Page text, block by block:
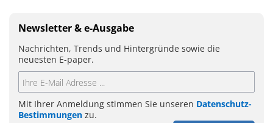
Newsletter & e-Ausgabe
Nachrichten, Trends und Hintergründe sowie die
neuesten E-paper.
Mit Ihrer Anmeldung stimmen Sie unseren Datenschutz-
Bestimmungen zu.